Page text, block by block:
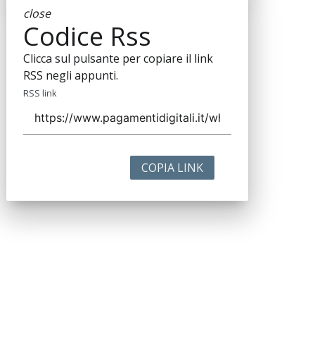
close
Codice Rss
Clicca sul pulsante per copiare il link
RSS negli appunti.
RSS link
COPIA LINK